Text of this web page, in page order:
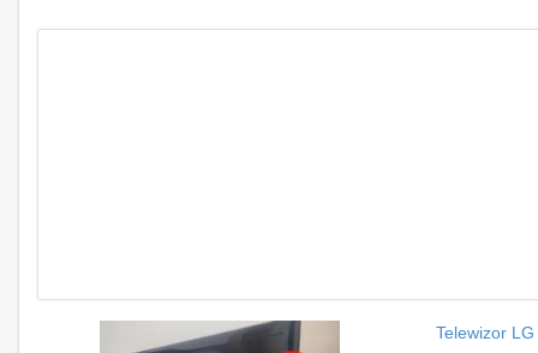
Telewizor LG